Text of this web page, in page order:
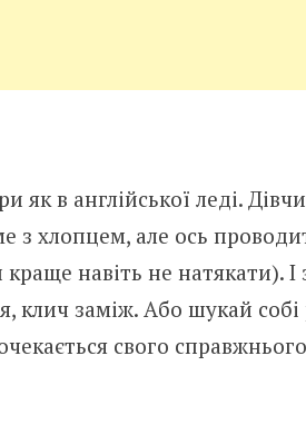
як в англійської леді.
з хлопцем, але ось
навіть не натякати). І
клич заміж. Або шукай собі
свого